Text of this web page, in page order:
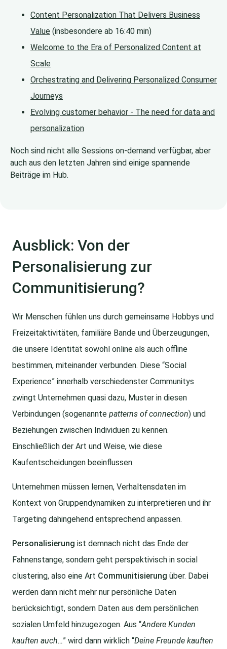
Content Personalization That Delivers Business
Value (insbesondere ab 16:40 min)
Welcome to the Era of Personalized Content at
Scale
Orchestrating and Delivering Personalized Consumer
Journeys
Evolving customer behavior - The need for data and
personalization
Noch sind nicht alle Sessions on-demand verfügbar, aber
auch aus den letzten Jahren sind einige spannende
Beiträge im Hub.
Ausblick: Von der
Personalisierung zur
Communitisierung?
Wir Menschen fühlen uns durch gemeinsame Hobbys und
Freizeitaktivitäten, familiäre Bande und Überzeugungen,
die unsere Identität sowohl online als auch offline
bestimmen, miteinander verbunden. Diese “Social
Experience” innerhalb verschiedenster Communitys
zwingt Unternehmen quasi dazu, Muster in diesen
Verbindungen (sogenannte patterns of connection) und
Beziehungen zwischen Individuen zu kennen.
Einschließlich der Art und Weise, wie diese
Kaufentscheidungen beeinflussen.
Unternehmen müssen lernen, Verhaltensdaten im
Kontext von Gruppendynamiken zu interpretieren und ihr
Targeting dahingehend entsprechend anpassen.
Personalisierung ist demnach nicht das Ende der
Fahnenstange, sondern geht perspektivisch in social
clustering, also eine Art Communitisierung über. Dabei
werden dann nicht mehr nur persönliche Daten
berücksichtigt, sondern Daten aus dem persönlichen
sozialen Umfeld hinzugezogen. Aus “Andere Kunden
kauften auch…” wird dann wirklich “Deine Freunde kauften